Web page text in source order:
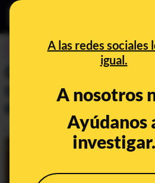
A las redes sociales
igual.
A nosotros
Ayúdanos
investigar.
CONTROL DEL PODER
Cuando Pedro
comprometió a
de alarma a los 4
Mar 11, 2021, 5:20:23 PM